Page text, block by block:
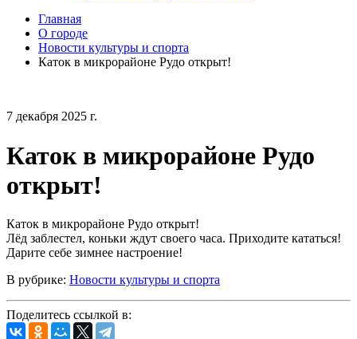
Главная
О городе
Новости культуры и спорта
Каток в микрорайоне Рудо открыт!
7 декабря 2025 г.
Каток в микрорайоне Рудо
открыт!
Каток в микрорайоне Рудо открыт!
Лёд заблестел, коньки ждут своего часа. Приходите кататься!
Дарите себе зимнее настроение!
В рубрике: Новости культуры и спорта
Поделитесь ссылкой в: